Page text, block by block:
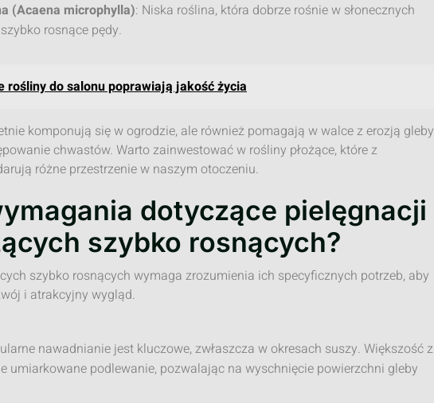
(Acaena microphylla): Niska roślina, która dobrze rośnie w słonecznych
rosnące pędy.
rośliny do salonu poprawiają jakość życia
komponują się w ogrodzie, ale również pomagają w walce z erozją gleby
chwastów. Warto zainwestować w rośliny płożące, które z
różne przestrzenie w naszym otoczeniu.
dotyczące pielęgnacji
szybko rosnących?
szybko rosnących wymaga zrozumienia ich specyficznych potrzeb, aby
i atrakcyjny wygląd.
nawadnianie jest kluczowe, zwłaszcza w okresach suszy. Większość z
umiarkowane podlewanie, pozwalając na wyschnięcie powierzchni gleby